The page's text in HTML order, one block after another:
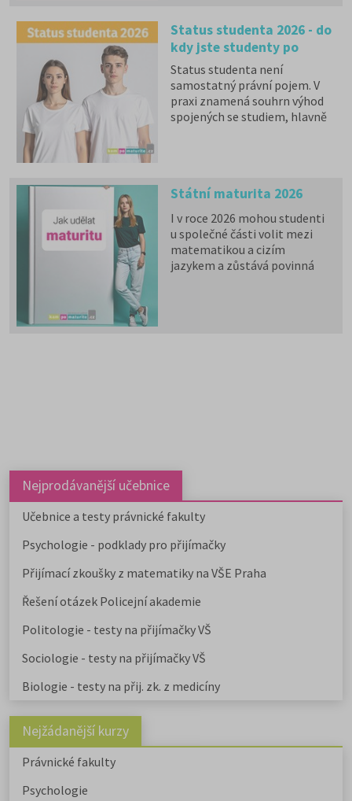
vědy, filologii, pedagogiku,
informační studia a knihovnictví,
překladatelství a tlumočnictví,
obecnou teorii a dějiny umění a
kultury a další programy a obory
studovat na 59 fakultách
vysokých škol. Humanitní obory
fakultách, dvou institutech a
vysokých školách od uměleckých
po ekonomické či technické.
Pedagogicky zaměřené obory
nabízejí také soukromé vysoké
Status studenta 2026 - do
kdy jste studenty po
maturitě?
Status studenta není
samostatný právní pojem. V
praxi znamená souhrn výhod
spojených se studiem, hlavně
Státní maturita 2026
I v roce 2026 mohou studenti
u společné části volit mezi
matematikou a cizím
jazykem a zůstává povinná
Nejprodávanější učebnice
Učebnice a testy právnické fakulty
Psychologie - podklady pro přijímačky
Přijímací zkoušky z matematiky na VŠE Praha
Řešení otázek Policejní akademie
Politologie - testy na přijímačky VŠ
Sociologie - testy na přijímačky VŠ
Biologie - testy na přij. zk. z medicíny
Nejžádanější kurzy
Právnické fakulty
Psychologie